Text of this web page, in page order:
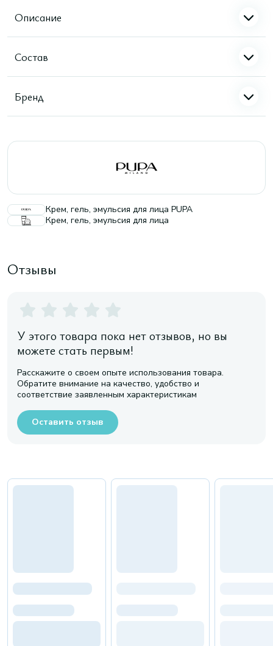
Описание
Состав
Бренд
Крем, гель, эмульсия для лица PUPA
Крем, гель, эмульсия для лица
Отзывы
У этого товара пока нет отзывов, но вы
можете стать первым!
Расскажите о своем опыте использования товара.
Обратите внимание на качество, удобство и
соответствие заявленным характеристикам
Оставить отзыв